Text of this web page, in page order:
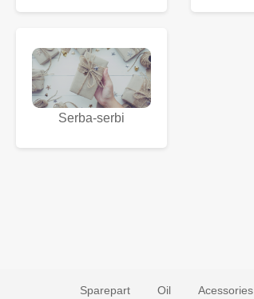
Serba-serbi
Sparepart Oil Acessories